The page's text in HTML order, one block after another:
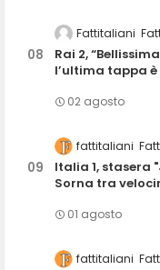
Fattitaliani
Rai 2,
l’ultima tappa è
02 agosto
fattitaliani
Italia 1, stasera
Sorna tra
01 agosto
fattitaliani